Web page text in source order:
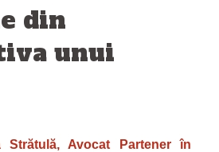
din
unui
Strătulă, Avocat Partener în